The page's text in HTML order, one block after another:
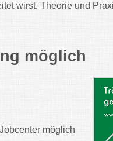
wirst. Theorie und
möglich
möglich